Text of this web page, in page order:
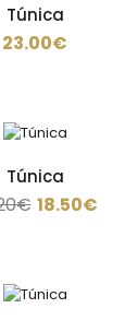
lado em botao
Túnica
29.50€
gramas , 65%
Túnica
23.00€
Túnica
18.50€